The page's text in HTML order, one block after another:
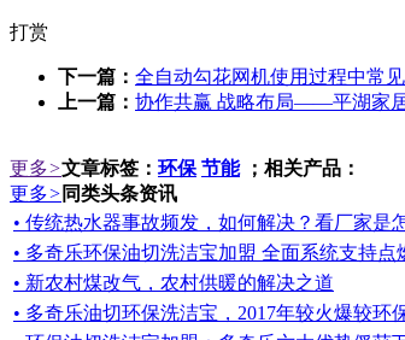
打赏
下一篇： 全自动勾花网机使用过程中常
上一篇： 协作共赢 战略布局——平湖家
更多>文章标签： 环保 节能；相关产品：
更多> 同类头条资讯
• 传统热水器事故频发，如何解决？看厂家是
• 多奇乐环保油切洗洁宝加盟 全面系统支持点
• 新农村煤改气，农村供暖的解决之道
• 多奇乐油切环保洗洁宝，2017年较火爆较环